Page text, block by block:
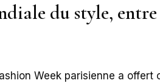
du style, entre
Week parisienne a offert